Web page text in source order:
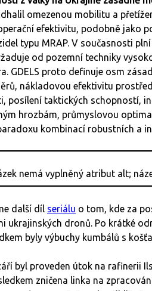
omezenou mobilitu a
efektivitu, podobně jako
typu MRAP. V současnosti
od pozemní techniky
GDELS proto definuje osm
nákladovou efektivitu
posílení taktických schopností,
hrozbám, průmyslovou
kombinací robustních a
další díl seriálu o tom, kde za
ukrajinských dronů. Po krátké
byly výbuchy kumbálů s
byl proveden útok na rafinerii
zničena linka na